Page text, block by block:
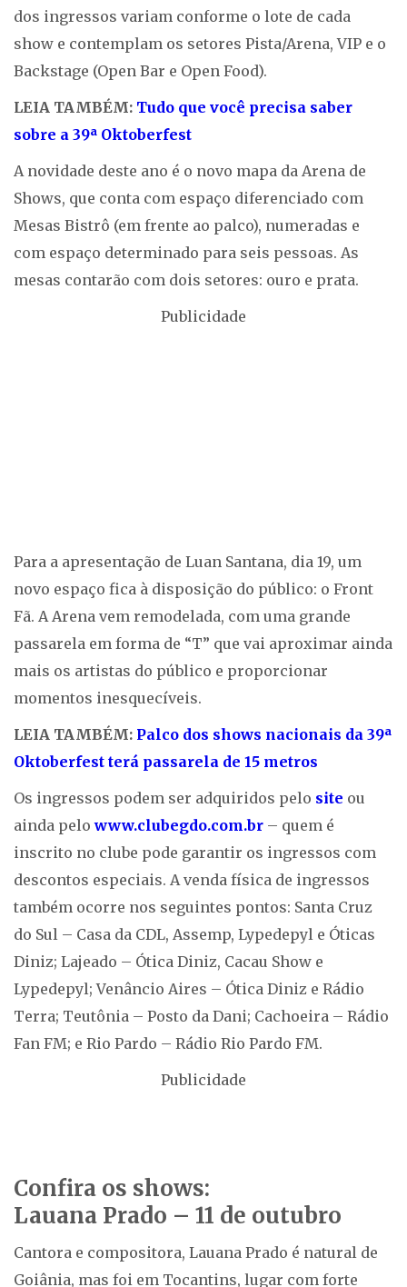
dos ingressos variam conforme o lote de cada
show e contemplam os setores Pista/Arena, VIP e o
Backstage (Open Bar e Open Food).
LEIA TAMBÉM: Tudo que você precisa saber
sobre a 39ª Oktoberfest
A novidade deste ano é o novo mapa da Arena de
Shows, que conta com espaço diferenciado com
Mesas Bistrô (em frente ao palco), numeradas e
com espaço determinado para seis pessoas. As
mesas contarão com dois setores: ouro e prata.
Publicidade
Para a apresentação de Luan Santana, dia 19, um
novo espaço fica à disposição do público: o Front
Fã. A Arena vem remodelada, com uma grande
passarela em forma de “T” que vai aproximar ainda
mais os artistas do público e proporcionar
momentos inesquecíveis.
LEIA TAMBÉM: Palco dos shows nacionais da 39ª
Oktoberfest terá passarela de 15 metros
Os ingressos podem ser adquiridos pelo site ou
ainda pelowww.clubegdo.com.br – quem é
inscrito no clube pode garantir os ingressos com
descontos especiais. A venda física de ingressos
também ocorre nos seguintes pontos: Santa Cruz
do Sul – Casa da CDL, Assemp, Lypedepyl e Óticas
Diniz; Lajeado – Ótica Diniz, Cacau Show e
Lypedepyl; Venâncio Aires – Ótica Diniz e Rádio
Terra; Teutônia – Posto da Dani; Cachoeira – Rádio
Fan FM; e Rio Pardo – Rádio Rio Pardo FM.
Publicidade
Confira os shows:
Lauana Prado – 11 de outubro
Cantora e compositora, Lauana Prado é natural de
Goiânia, mas foi em Tocantins, lugar com forte